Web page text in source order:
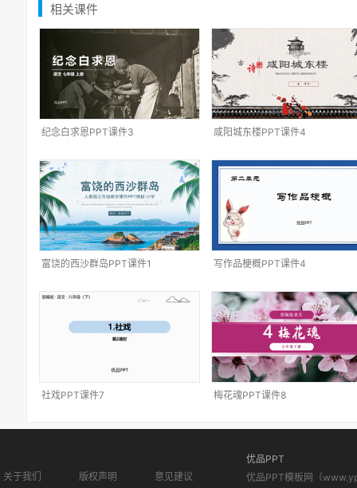
相关课件
纪念白求恩PPT课件3 咸阳城东楼PPT课件4
富饶的西沙群岛PPT课件1 写作品梗概PPT课件4
社戏PPT课件7 梅花魂PPT课件8
关于我们 版权声明 意见建议
优品PPT
优品PPT模板网（